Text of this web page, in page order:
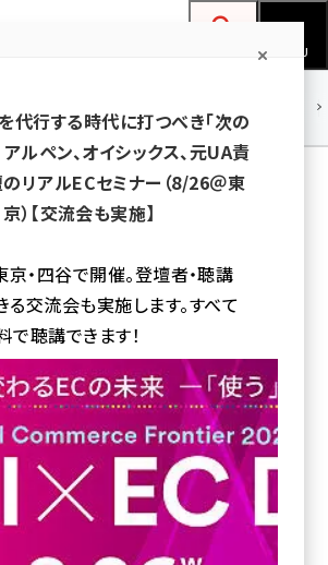
ネットショップ担当者フォーラム
MENU
ード (769)
使われている記事の一覧
を表示中
「Let's Start Today」
てを台風15号の被災地
トを開始
高の1%、「Let's Start Today」Tシャツの売上金額
通して被災地に寄付する
代行する時代に打つべき「次の
アルペン、オイシックス、元UA責
リアルECセミナー（8/26＠東
京）【交流会も実施】
京・四谷で開催。登壇者・聴講
る交流会も実施します。すべて
聴講できます！